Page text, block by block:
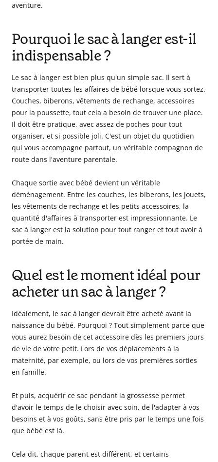
aventure.
Pourquoi le sac à langer est-il
indispensable ?
Le sac à langer est bien plus qu'un simple sac. Il sert à
transporter toutes les affaires de bébé lorsque vous sortez.
Couches, biberons, vêtements de rechange, accessoires
pour la poussette, tout cela a besoin de trouver une place.
Il doit être pratique, avec assez de poches pour tout
organiser, et si possible joli. C'est un objet du quotidien
qui vous accompagne partout, un véritable compagnon de
route dans l'aventure parentale.
Chaque sortie avec bébé devient un véritable
déménagement. Entre les couches, les biberons, les jouets,
les vêtements de rechange et les petits accessoires, la
quantité d'affaires à transporter est impressionnante. Le
sac à langer est la solution pour tout ranger et tout avoir à
portée de main.
Quel est le moment idéal pour
acheter un sac à langer ?
Idéalement, le sac à langer devrait être acheté avant la
naissance du bébé. Pourquoi ? Tout simplement parce que
vous aurez besoin de cet accessoire dès les premiers jours
de vie de votre petit. Lors de vos déplacements à la
maternité, par exemple, ou lors de vos premières sorties
en famille.
Et puis, acquérir ce sac pendant la grossesse permet
d'avoir le temps de le choisir avec soin, de l'adapter à vos
besoins et à vos goûts, sans être pris par le temps une fois
que bébé est là.
Cela dit, chaque parent est différent, et certains